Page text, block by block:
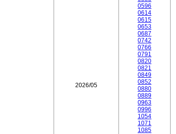
2026/05
0596
0614
0615
0653
0687
0742
0766
0791
0820
0821
0849
0852
0880
0889
0963
0996
1054
1071
1085